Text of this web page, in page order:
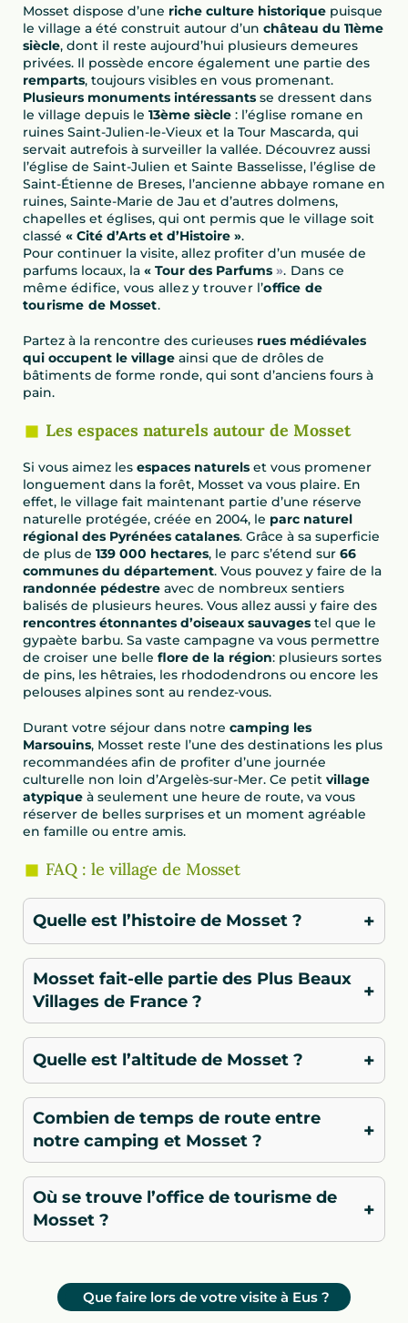
Mosset dispose d’une riche culture historique puisque
le village a été construit autour d’un château du 11ème
siècle, dont il reste aujourd’hui plusieurs demeures
privées. Il possède encore également une partie des
remparts, toujours visibles en vous promenant.
Plusieurs monuments intéressants se dressent dans
le village depuis le 13ème siècle : l’église romane en
ruines Saint-Julien-le-Vieux et la Tour Mascarda, qui
servait autrefois à surveiller la vallée. Découvrez aussi
l’église de Saint-Julien et Sainte Basselisse, l’église de
Saint-Étienne de Breses, l’ancienne abbaye romane en
ruines, Sainte-Marie de Jau et d’autres dolmens,
chapelles et églises, qui ont permis que le village soit
classé « Cité d’Arts et d’Histoire ».
Pour continuer la visite, allez profiter d’un musée de
parfums locaux, la « Tour des Parfums ». Dans ce
même édifice, vous allez y trouver l’office de
tourisme de Mosset.
Partez à la rencontre des curieuses rues médiévales
qui occupent le village ainsi que de drôles de
bâtiments de forme ronde, qui sont d’anciens fours à
pain.
Les espaces naturels autour de Mosset
Si vous aimez les espaces naturels et vous promener
longuement dans la forêt, Mosset va vous plaire. En
effet, le village fait maintenant partie d’une réserve
naturelle protégée, créée en 2004, le parc naturel
régional des Pyrénées catalanes. Grâce à sa superficie
de plus de 139 000 hectares, le parc s’étend sur 66
communes du département. Vous pouvez y faire de la
randonnée pédestre avec de nombreux sentiers
balisés de plusieurs heures. Vous allez aussi y faire des
rencontres étonnantes d’oiseaux sauvages tel que le
gypaète barbu. Sa vaste campagne va vous permettre
de croiser une belle flore de la région: plusieurs sortes
de pins, les hêtraies, les rhododendrons ou encore les
pelouses alpines sont au rendez-vous.
Durant votre séjour dans notre camping les
Marsouins, Mosset reste l’une des destinations les plus
recommandées afin de profiter d’une journée
culturelle non loin d’Argelès-sur-Mer. Ce petit village
atypique à seulement une heure de route, va vous
réserver de belles surprises et un moment agréable
en famille ou entre amis.
FAQ : le village de Mosset
Quelle est l’histoire de Mosset ? +
Mosset fait-elle partie des Plus Beaux
Villages de France ?
+
Quelle est l’altitude de Mosset ? +
Combien de temps de route entre
notre camping et Mosset ?
+
Où se trouve l’office de tourisme de
Mosset ?
+
Que faire lors de votre visite à Eus ?